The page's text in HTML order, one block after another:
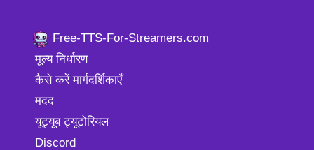
Free-TTS-For-Streamers.com
मूल्य निर्धारण
कैसे करें मार्गदर्शिकाएँ
मदद
यूट्यूब ट्यूटोरियल
Discord